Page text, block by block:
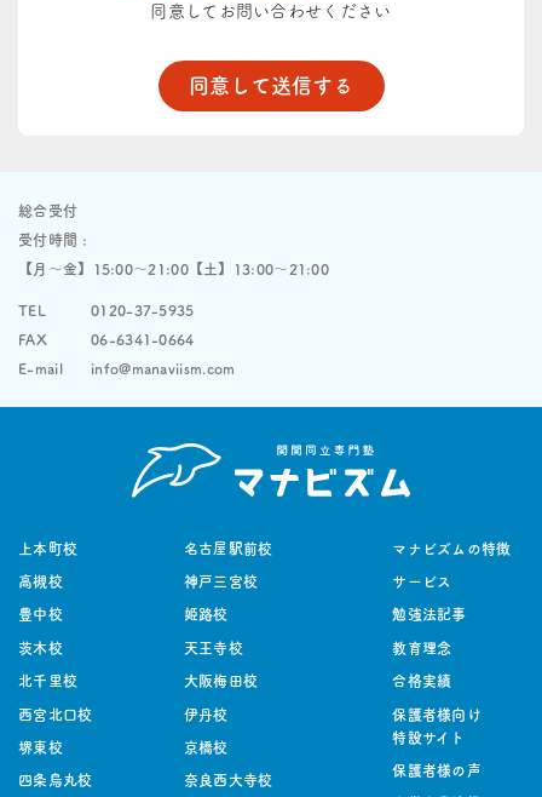
同意してお問い合わせください
総合受付
受付時間 :
【月〜金】15:00〜21:00【土】13:00〜21:00
TEL
0120-37-5935
FAX
06-6341-0664
E-mail
info@manaviism.com
上本町校
高槻校
豊中校
茨木校
北千里校
西宮北口校
堺東校
四条烏丸校
名古屋駅前校
神戸三宮校
姫路校
天王寺校
大阪梅田校
伊丹校
京橋校
奈良西大寺校
マナビズムの特徴
サービス
勉強法記事
教育理念
合格実績
保護者様向け
特設サイト
保護者様の声